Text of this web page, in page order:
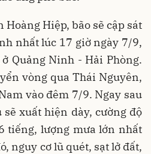
Hiệp, bão sẽ cập sát
nhất lúc 17 giờ ngày 7/9,
Quảng Ninh - Hải Phòng.
vòng qua Thái Nguyên,
vào đêm 7/9. Ngay sau
sẽ xuất hiện dày, cường độ
tiếng, lượng mưa lớn nhất
nguy cơ lũ quét, sạt lở đất,